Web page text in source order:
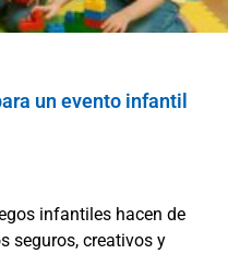
un evento infantil
infantiles hacen de
seguros, creativos y